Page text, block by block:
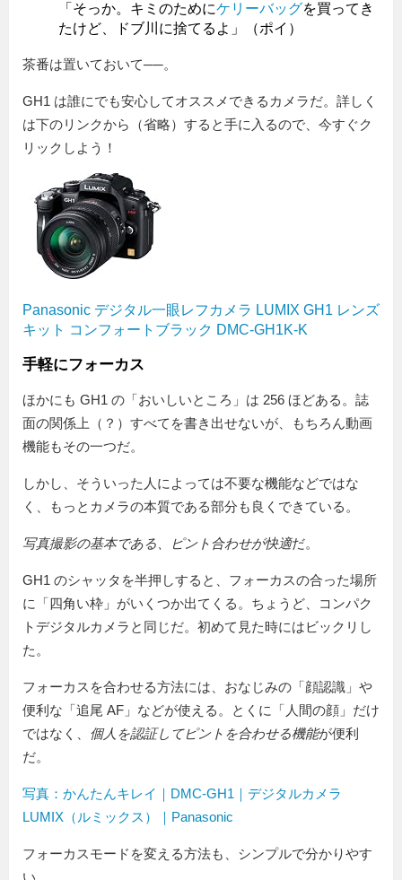
「そっか。キミのためにケリーバッグを買ってき
たけど、ドブ川に捨てるよ」（ポイ）
茶番は置いておいて──。
GH1 は誰にでも安心してオススメできるカメラだ。詳しく
は下のリンクから（省略）すると手に入るので、今すぐク
リックしよう！
Panasonic デジタル一眼レフカメラ LUMIX GH1 レンズ
キット コンフォートブラック DMC-GH1K-K
手軽にフォーカス
ほかにも GH1 の「おいしいところ」は 256 ほどある。誌
面の関係上（？）すべてを書き出せないが、もちろん動画
機能もその一つだ。
しかし、そういった人によっては不要な機能などではな
く、もっとカメラの本質である部分も良くできている。
写真撮影の基本である、ピント合わせが快適だ。
GH1 のシャッタを半押しすると、フォーカスの合った場所
に「四角い枠」がいくつか出てくる。ちょうど、コンパク
トデジタルカメラと同じだ。初めて見た時にはビックリし
た。
フォーカスを合わせる方法には、おなじみの「顔認識」や
便利な「追尾 AF」などが使える。とくに「人間の顔」だけ
ではなく、 個人を認証してピントを合わせる機能が便利
だ。
写真：かんたんキレイ｜DMC-GH1｜デジタルカメラ
LUMIX（ルミックス）｜Panasonic
フォーカスモードを変える方法も、シンプルで分かりやす